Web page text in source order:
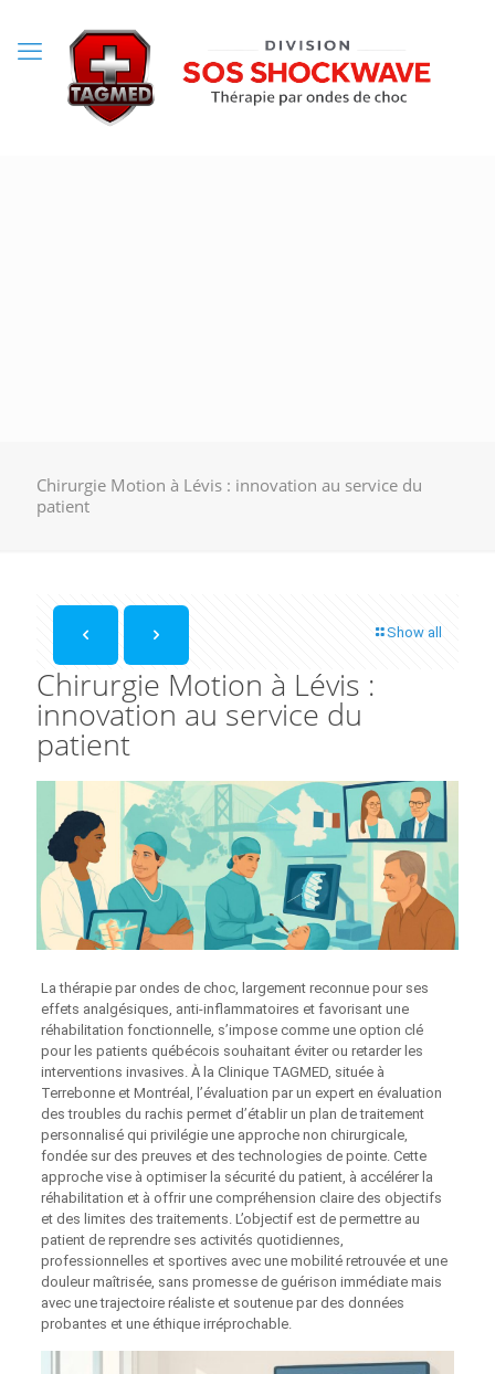
Chirurgie Motion à Lévis : innovation au service du
patient
Show all
Chirurgie Motion à Lévis :
innovation au service du
patient
La thérapie par ondes de choc, largement reconnue pour ses
effets analgésiques, anti-inflammatoires et favorisant une
réhabilitation fonctionnelle, s’impose comme une option clé
pour les patients québécois souhaitant éviter ou retarder les
interventions invasives. À la Clinique TAGMED, située à
Terrebonne et Montréal, l’évaluation par un expert en évaluation
des troubles du rachis permet d’établir un plan de traitement
personnalisé qui privilégie une approche non chirurgicale,
fondée sur des preuves et des technologies de pointe. Cette
approche vise à optimiser la sécurité du patient, à accélérer la
réhabilitation et à offrir une compréhension claire des objectifs
et des limites des traitements. L’objectif est de permettre au
patient de reprendre ses activités quotidiennes,
professionnelles et sportives avec une mobilité retrouvée et une
douleur maîtrisée, sans promesse de guérison immédiate mais
avec une trajectoire réaliste et soutenue par des données
probantes et une éthique irréprochable.